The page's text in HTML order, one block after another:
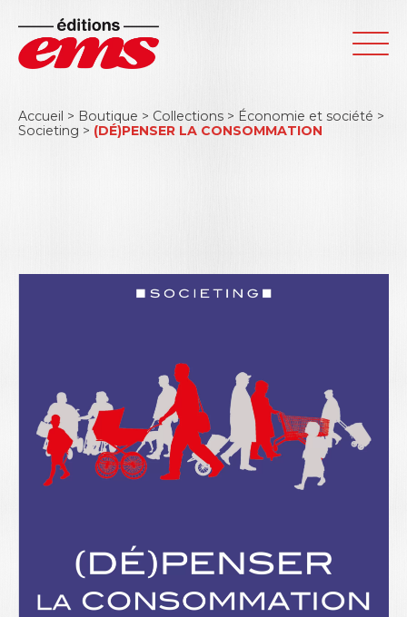
Accueil > Boutique > Collections > Économie et société >
Societing > (DÉ)PENSER LA CONSOMMATION